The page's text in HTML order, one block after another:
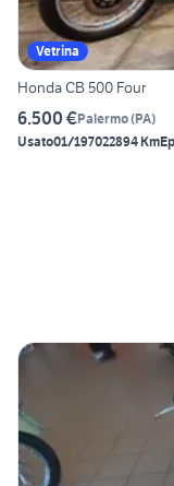
Vetrina
Honda CB 500 Four
6.500 €Palermo(PA)
Usato01/197022894 Km